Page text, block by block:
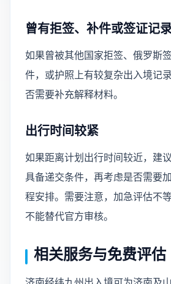
曾有拒签、补件或签证记
如果曾被其他国家拒签、俄罗斯
件，或护照上有较复杂出入境记
否需要补充解释材料。
出行时间较紧
如果距离计划出行时间较近，建
具备递交条件，再考虑是否需要
程安排。需要注意，加急评估不
不能替代官方审核。
相关服务与免费评估